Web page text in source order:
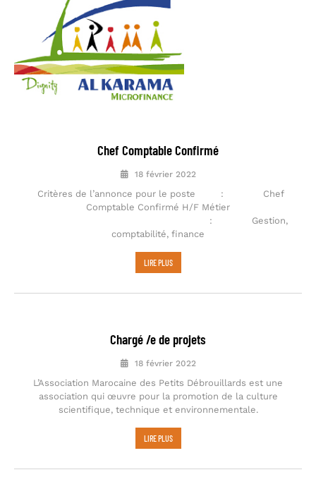
Chef Comptable Confirmé
18 février 2022
Critères de l’annonce pour le poste : Chef
Comptable Confirmé H/F Métier
: Gestion,
comptabilité, finance
LIRE PLUS
Chargé /e de projets
18 février 2022
L’Association Marocaine des Petits Débrouillards est une
association qui œuvre pour la promotion de la culture
scientifique, technique et environnementale.
LIRE PLUS